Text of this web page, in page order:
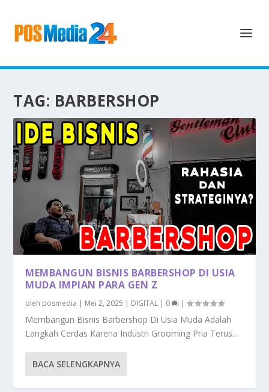
TAG: BARBERSHOP
MEMBANGUN BISNIS BARBERSHOP DI USIA
MUDA IMPIAN PARA GEN Z
oleh posmedia | Mei 2, 2025 | DIGITAL | 0 |
Membangun Bisnis Barbershop Di Usia Muda Adalah
Langkah Cerdas Karena Industri Grooming Pria Terus...
BACA SELENGKAPNYA